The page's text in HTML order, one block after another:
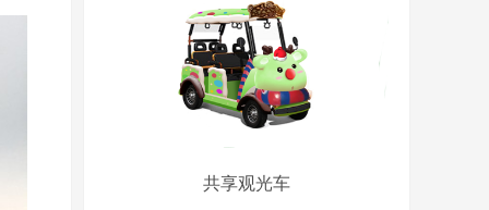
共享观光车